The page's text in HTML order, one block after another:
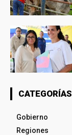
CATEGORÍAS
Gobierno
Regiones